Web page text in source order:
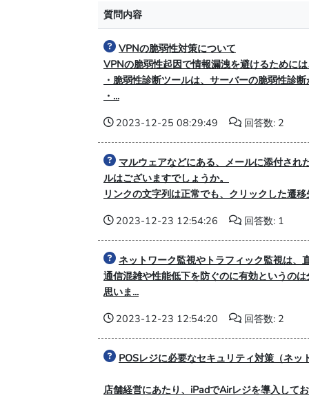
質問内容
VPNの脆弱性対策について
VPNの脆弱性起因で情報漏洩を避けるために
・脆弱性診断ツールは、サーバーの脆弱性診
・...
2023-12-25 08:29:49
回答数: 2
マルウェアなどにある、メールに添付さ
ルはございますでしょうか。
リンクの文字列は正常でも、クリックした遷
2023-12-23 12:54:26
回答数: 1
ネットワーク監視やトラフィック監視は、
通信混雑や性能低下を防ぐのに有効というの
思いま...
2023-12-23 12:54:20
回答数: 2
POSレジに必要なセキュリティ対策（ネ
店舗経営にあたり、iPadでAirレジを導入して